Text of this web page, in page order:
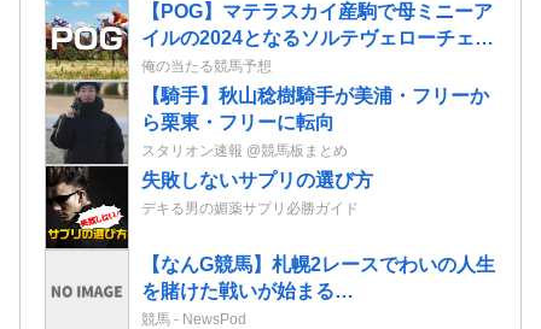
【POG】マテラスカイ産駒で母ミニーア
イルの2024となるソルテヴェローチェの
2歳情報
俺の当たる競馬予想
【騎手】秋山稔樹騎手が美浦・フリーか
ら栗東・フリーに転向
スタリオン速報 @競馬板まとめ
失敗しないサプリの選び方
デキる男の媚薬サプリ必勝ガイド
【なんG競馬】札幌2レースでわいの人生
を賭けた戦いが始まる…
競馬 - NewsPod